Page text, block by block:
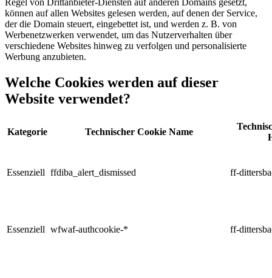
Regel von Drittanbieter-Diensten auf anderen Domains gesetzt,
können auf allen Websites gelesen werden, auf denen der Service,
der die Domain steuert, eingebettet ist, und werden z. B. von
Werbenetzwerken verwendet, um das Nutzerverhalten über
verschiedene Websites hinweg zu verfolgen und personalisierte
Werbung anzubieten.
Welche Cookies werden auf dieser
Website verwendet?
Kategorie Technischer Cookie Name
Essenziell ffdiba_alert_dismissed ff-
Essenziell wfwaf-authcookie-* ff-